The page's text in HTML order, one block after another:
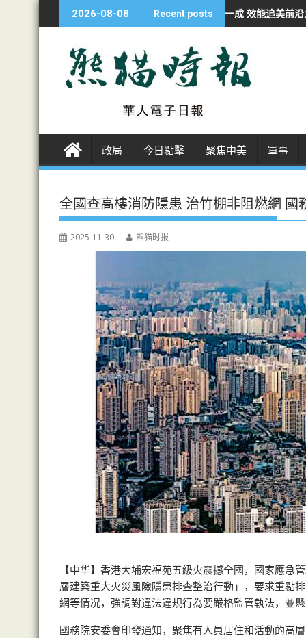
k
e
2026-08-08 Recent posts
經濟學人：華AI投資不足美一成 效能追美前沿九成 非洲各国開發者
政局 今日點擊 聚焦中美 軍事
全國查高樓消防隱患 治竹棚非阻燃網
2025-11-30 熊猫时报
【中华】香港大埔宏福苑五級火震撼全國，國家應
層建築重大火災風險隱患排查整治行動」，要求重點
網等情况，強調對違法違規行為要嚴格監管執法，並
國務院安委會印發通知，聚焦有人員居住和活動的高